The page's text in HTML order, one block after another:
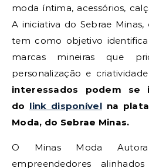
moda íntima, acessórios,
A iniciativa do Sebrae
tem como objetivo
marcas mineiras que
personalização e
interessados podem se
do link disponível na
Moda, do Sebrae Minas.
O Minas Moda
empreendedores